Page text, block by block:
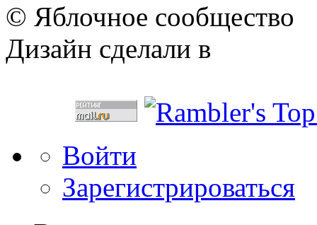
© Яблочное сообщество
Дизайн сделали в
Войти
Зарегистрироваться